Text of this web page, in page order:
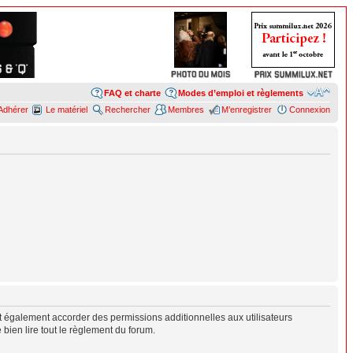
Modes d’emploi et règlements
FAQ et charte
Connexion
M’enregistrer
Membres
Rechercher
Le matériel
accorder des permissions additionnelles aux utilisateurs
lire tout le règlement du forum.